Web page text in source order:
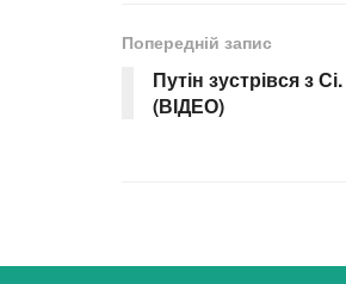
Попередній запис
Путін зустрівся з
(ВІДЕО)